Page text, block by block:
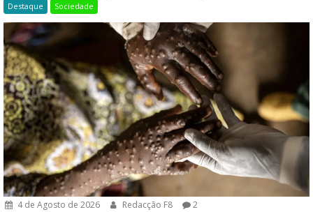
Destaque Sociedade
4 de Agosto de 2026 Redacção F8 2